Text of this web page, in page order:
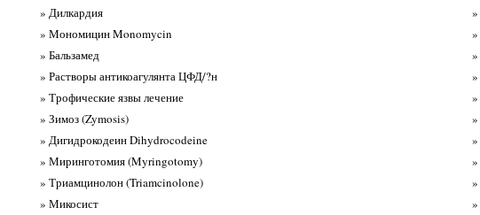
» Дилкардия
» Мономицин Monomycin
» Бальзамед
» Растворы антикоагулянта ЦФД/?н
» Трофические язвы лечение
» Зимоз (Zymosis)
» Дигидрокодеин Dihydrocodeine
» Миринготомия (Myringotomy)
» Триамцинолон (Triamcinolone)
» Микосист
»
»
»
»
»
»
»
»
»
»